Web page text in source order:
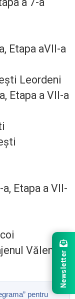
Etapa aVII-a
Leordeni
Etapa a VII-a
Etapa a VII-
Vălenii
pentru
Newsletter